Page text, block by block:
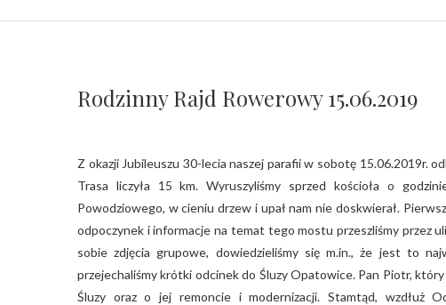
Rodzinny Rajd Rowerowy 15.06.2019
Z okazji Jubileuszu 30-lecia naszej parafii w sobotę 15.06.2019r. odbył się Rodzinny Rajd Rowerowy szlakiem wrocławskich mostów.
Trasa liczyła 15 km. Wyruszyliśmy sprzed kościoła o
Powodziowego, w cieniu drzew i upał nam nie doskwierał.
odpoczynek i informacje na temat tego mostu przeszliśmy przez
sobie zdjęcia grupowe, dowiedzieliśmy się m.in., że jest to
przejechaliśmy krótki odcinek do Śluzy Opatowice. Pan Piotr,
Śluzy oraz o jej remoncie i modernizacji. Stamtąd, wzdłuż